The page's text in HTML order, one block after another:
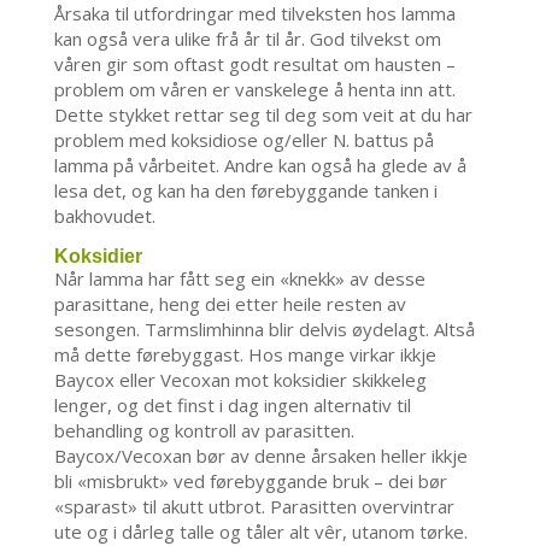
Årsaka til utfordringar med tilveksten hos lamma
kan også vera ulike frå år til år. God tilvekst om
våren gir som oftast godt resultat om hausten –
problem om våren er vanskelege å henta inn att.
Dette stykket rettar seg til deg som veit at du har
problem med koksidiose og/eller N. battus på
lamma på vårbeitet. Andre kan også ha glede av å
lesa det, og kan ha den førebyggande tanken i
bakhovudet.
Koksidier
Når lamma har fått seg ein «knekk» av desse
parasittane, heng dei etter heile resten av
sesongen. Tarmslimhinna blir delvis øydelagt. Altså
må dette førebyggast. Hos mange virkar ikkje
Baycox eller Vecoxan mot koksidier skikkeleg
lenger, og det finst i dag ingen alternativ til
behandling og kontroll av parasitten.
Baycox/Vecoxan bør av denne årsaken heller ikkje
bli «misbrukt» ved førebyggande bruk – dei bør
«sparast» til akutt utbrot. Parasitten overvintrar
ute og i dårleg talle og tåler alt vêr, utanom tørke.